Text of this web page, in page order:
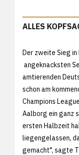
ALLES
Der zweite Sieg
angeknacksten
amtierenden
schon am
Champions
Aalborg ein ganz
ersten Halbzeit
liegengelassen,
gemacht", sagte